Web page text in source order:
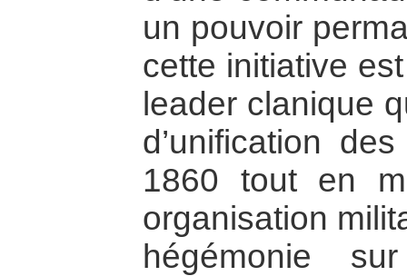
un pouvoir
cette initiative
leader clanique
d’unification
1860 tout en
organisation
hégémonie